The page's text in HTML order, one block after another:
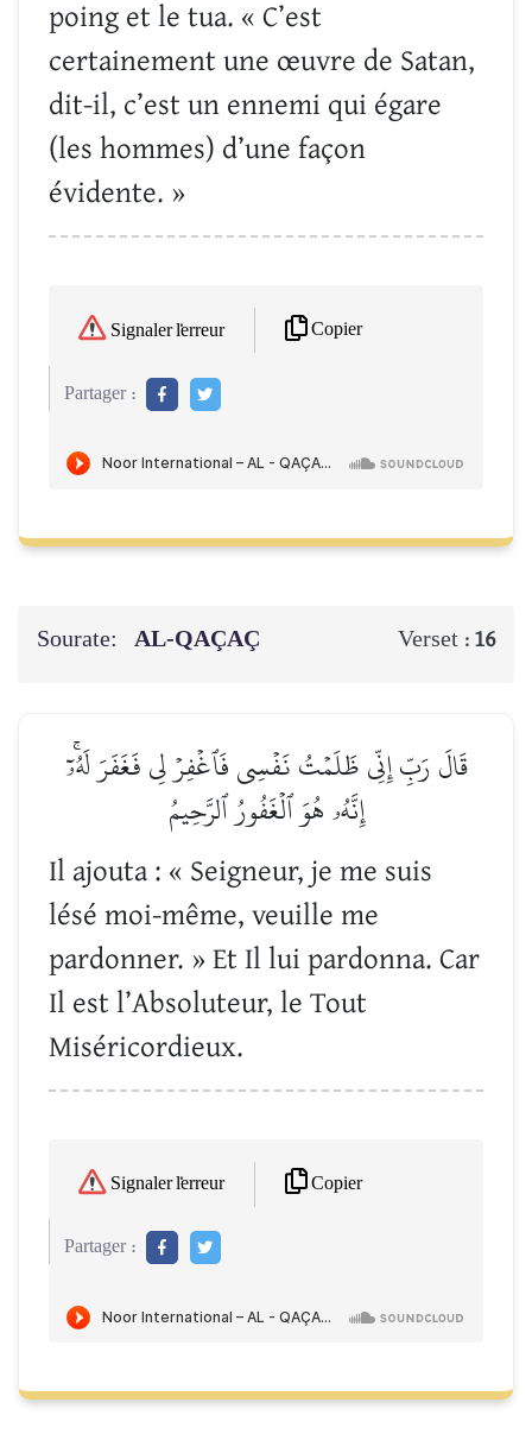
poing et le tua. « C’est
certainement une œuvre de Satan,
dit-il, c’est un ennemi qui égare
(les hommes) d’une façon
évidente. »
Signaler l'erreur Copier
Partager :
Sourate: AL-QAÇAÇ Verset : 16
قَالَ رَبِّ إِنِّي ظَلَمۡتُ نَفۡسِي فَٱغۡفِرۡ لِي فَغَفَرَ لَهُۥٓۚ
إِنَّهُۥ هُوَ ٱلۡغَفُورُ ٱلرَّحِيمُ
Il ajouta : « Seigneur, je me suis
lésé moi-même, veuille me
pardonner. » Et Il lui pardonna. Car
Il est l’Absoluteur, le Tout
Miséricordieux.
Signaler l'erreur Copier
Partager :